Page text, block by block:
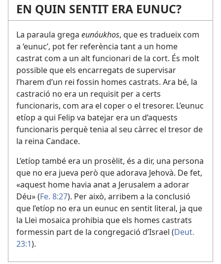
EN QUIN SENTIT ERA EUNUC?
La paraula grega eunóukhos, que es tradueix com
a ‘eunuc’, pot fer referència tant a un home
castrat com a un alt funcionari de la cort. És molt
possible que els encarregats de supervisar
l’harem d’un rei fossin homes castrats. Ara bé, la
castració no era un requisit per a certs
funcionaris, com ara el coper o el tresorer. L’eunuc
etíop a qui Felip va batejar era un d’aquests
funcionaris perquè tenia al seu càrrec el tresor de
la reina Candace.
L’etíop també era un prosèlit, és a dir, una persona
que no era jueva però que adorava Jehovà. De fet,
«aquest home havia anat a Jerusalem a adorar
Déu» (Fe. 8:27). Per això, arribem a la conclusió
que l’etíop no era un eunuc en sentit literal, ja que
la Llei mosaica prohibia que els homes castrats
formessin part de la congregació d’Israel (Deut.
23:1).